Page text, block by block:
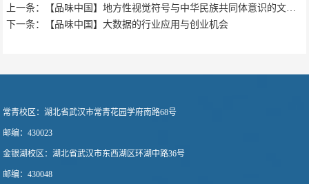
下一条：【品味中国】大数据的行业应用与创业机会
常青校区：湖北省武汉市常青花园学府南路68号
邮编：430023
金银湖校区：湖北省武汉市东西湖区环湖中路36号
邮编：430048